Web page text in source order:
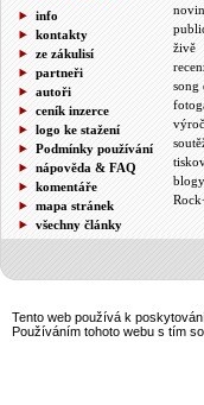
info
kontakty
ze zákulisí
partneři
autoři
ceník inzerce
logo ke stažení
Podmínky používání
nápověda & FAQ
komentáře
mapa stránek
všechny články
živě
song
blogy
Tento web používá k
Používáním tohoto webu s tím